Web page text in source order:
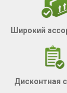
Широкий
Дисконтная